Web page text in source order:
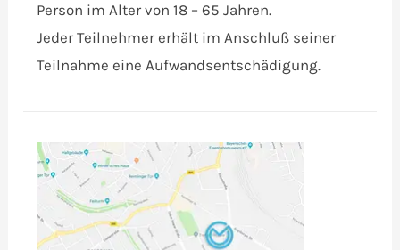
Person im Alter von 18 – 65 Jahren.
Jeder Teilnehmer erhält im Anschluß seiner
Teilnahme eine Aufwandsentschädigung.